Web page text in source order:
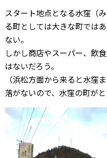
スタート地点となる水窪（
る町としては大きな町では
ない。
しかし商店やスーパー、飲
はないだろう。
（浜松方面から来ると水窪
落がないので、水窪の町がと